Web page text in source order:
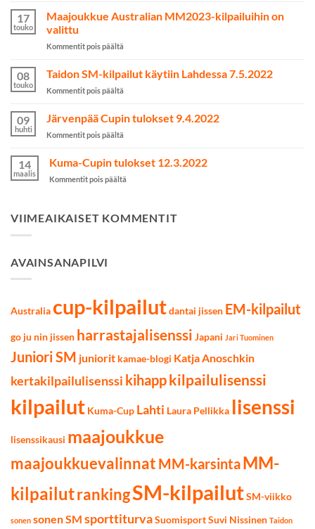
kuin
kamppailulajeissa
17
touko
Maajoukkue Australian MM2023-kilpailuihin on
valittu
Kommentit pois päältä
Australian
valittu
08
touko
Taidon SM-kilpailut käytiin Lahdessa 7.5.2022
Kommentit pois päältä
SM-
7.5.2022
09
huhti
Järvenpää Cupin tulokset 9.4.2022
Kommentit pois päältä
Cupin
9.4.2022
14
maalis
Kuma-Cupin tulokset 12.3.2022
Kommentit pois päältä
tulokset
VIIMEAIKAISET KOMMENTIT
AVAINSANAPILVI
Australia cup-kilpailutdantai jissen EM-kilpailut
go ju nin jissen harrastajalisenssi Japani Jari Tuominen
Juniori SM juniorit kamae-blogi Katja Anoschkin
kertakilpailulisenssi kihappkilpailulisenssi
kilpailut Kuma-Cup Lahti Laura Pellikka lisenssi
lisenssikausi maajoukkue
maajoukkuevalinnat MM-karsintaMM-
kilpailutrankingSM-kilpailutSM-viikko
sonen sonen SM sporttiturvaSuomisportSuvi Nissinen Taidon